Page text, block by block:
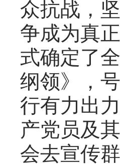
众抗战，
争成为真
式确定了
纲领》，
行有力出
产党员及
会去宣传